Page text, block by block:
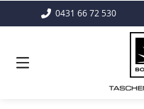
0431 66 72 530